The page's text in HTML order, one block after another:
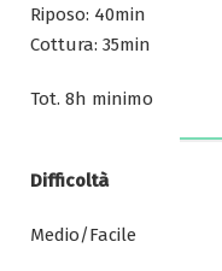
Riposo: 40min
Cottura: 35min
Tot. 8h minimo
Difficoltà
Medio/Facile